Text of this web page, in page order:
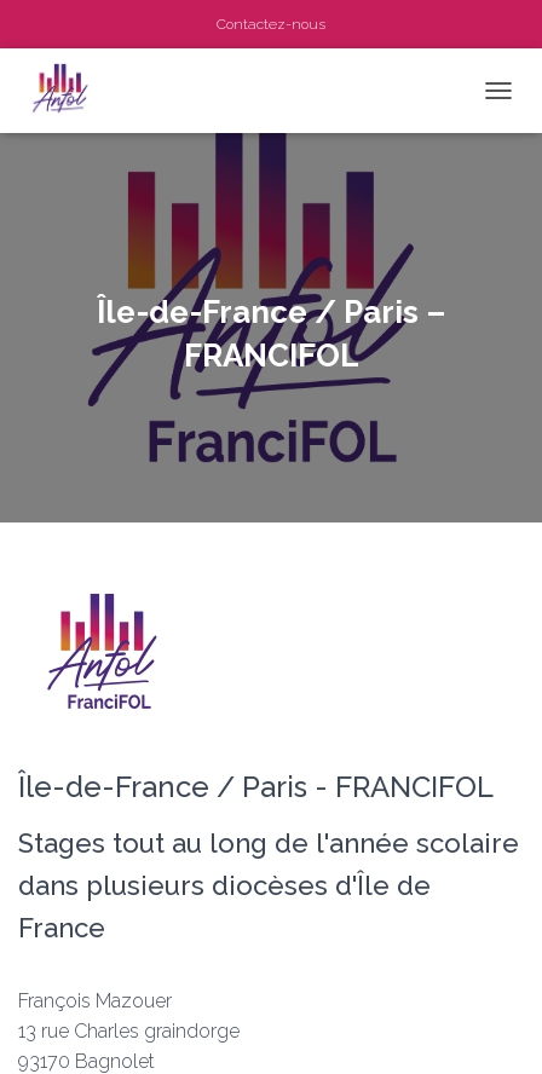
Contactez-nous
Île-de-France / Paris –
FRANCIFOL
Île-de-France / Paris - FRANCIFOL
Stages tout au long de l'année scolaire
dans plusieurs diocèses d'Île de
France
François Mazouer
13 rue Charles graindorge
93170 Bagnolet